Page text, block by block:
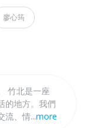
廖心筠
的地方。我們
流、情感連結
...more